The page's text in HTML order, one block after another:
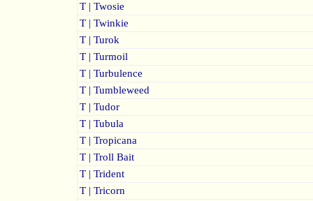
T | Twosie
T | Twinkie
T | Turok
T | Turmoil
T | Turbulence
T | Tumbleweed
T | Tudor
T | Tubula
T | Tropicana
T | Troll Bait
T | Trident
T | Tricorn